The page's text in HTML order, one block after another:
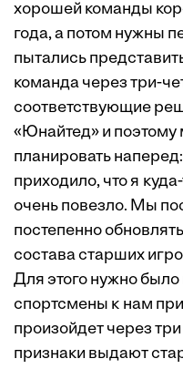
хорошей команды
года, а потом нужны
пытались
команда через три-
соответствующие
«Юнайтед» и поэтому
планировать
приходило, что я
очень повезло. Мы
постепенно
состава старших
Для этого нужно было
спортсмены к нам
произойдет через
признаки выдают